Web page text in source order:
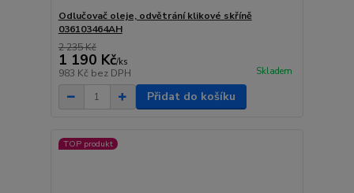
Odlučovač oleje, odvětrání klikové skříně
036103464AH
2 235 Kč
1 190 Kč/ks
983 Kč bez DPH Skladem
Přidat do košíku
TOP produkt